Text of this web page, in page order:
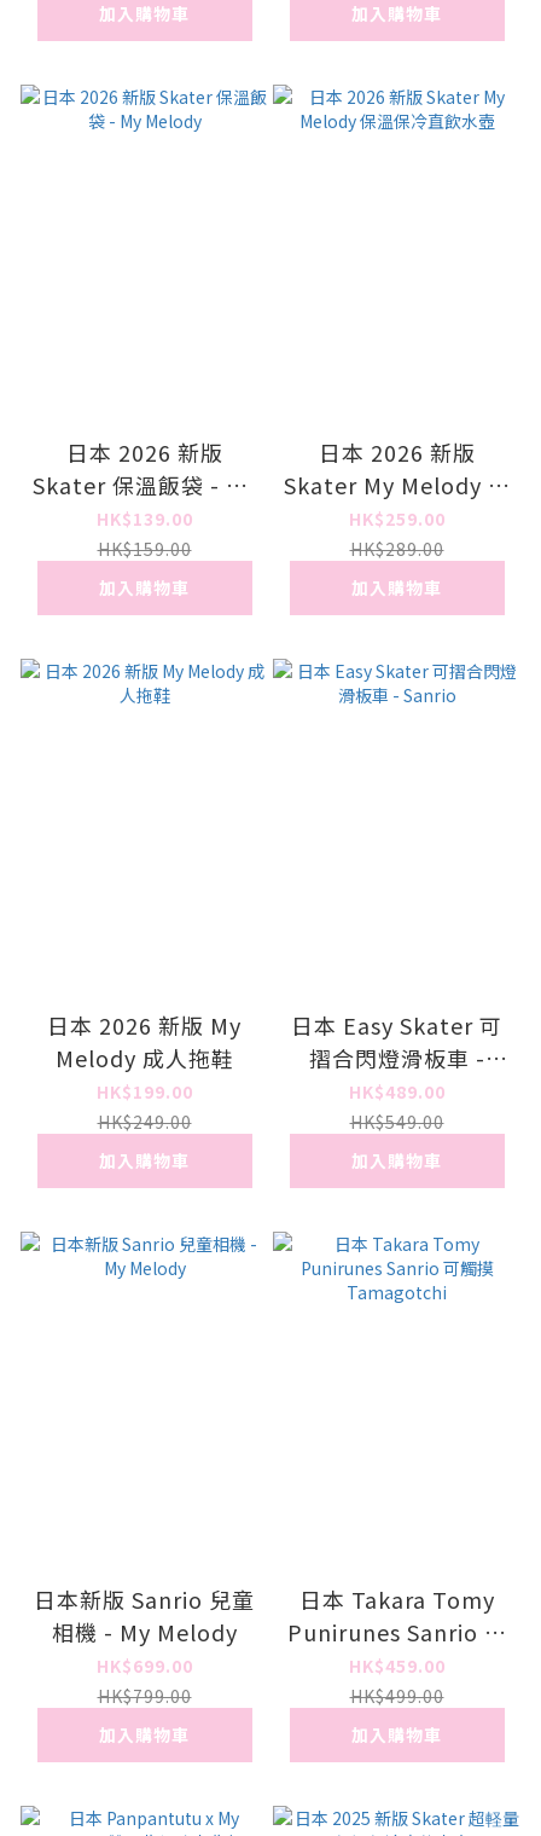
加入購物車
加入購物車
日本 2026 新版
Skater 保溫飯袋 - My
Melody
HK$139.00
HK$159.00
加入購物車
日本 2026 新版
Skater My Melody 保
溫保冷直飲水壺
HK$259.00
HK$289.00
加入購物車
日本 2026 新版 My
Melody 成人拖鞋
HK$199.00
HK$249.00
加入購物車
日本 Easy Skater 可
摺合閃燈滑板車 -
Sanrio
HK$489.00
HK$549.00
加入購物車
日本新版 Sanrio 兒童
相機 - My Melody
HK$699.00
HK$799.00
加入購物車
日本 Takara Tomy
Punirunes Sanrio 可
觸摸 Tamagotchi
HK$459.00
HK$499.00
加入購物車